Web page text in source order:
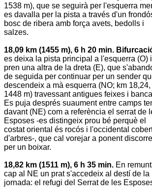
1538 m), que se seguirà per l'esquerra
es davalla per la pista a través d'un
bosc de ribera amb força avets, bedolls i
salzes.
18,09 km (1455 m), 6 h 20 min.
es deixa la pista principal a l'esquerra (O)
pren una altra de la dreta (E), que
de seguida per continuar per un sender
descendeix a mà esquerra (NO; km 18,24,
1448 m) travessant antigues feixes i
Es puja després suaument entre camps
davant (NE) com a referència el serrat de
Esposes -es distingeix prou bé perquè el
costat oriental és rocós i l'occidental
d'arbres-, que cal vorejar a ponent
per un boixar.
18,82 km (1511 m), 6 h 35 min. En
cap al NE un prat s'accedeix al destí de la
jornada: el refugi del Serrat de les